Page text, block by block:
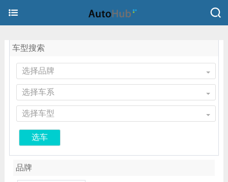
车型搜索
选择品牌
选择车系
选择车型
选车
品牌